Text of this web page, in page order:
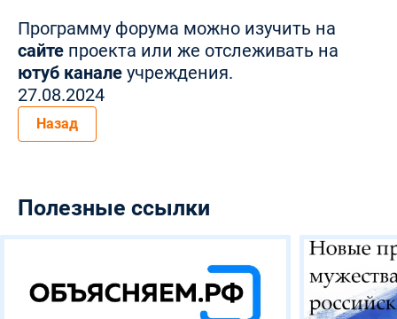
Программу форума можно изучить на
сайте проекта или же отслеживать на
ютуб канале учреждения.
27.08.2024
Назад
Полезные ссылки